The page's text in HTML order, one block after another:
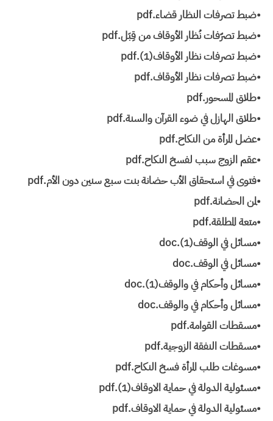
•ضبط تصرفات النظار قضاء.pdf
•ضبط تصرّفات نُظار الأوقاف من قِبَل.pdf
•ضبط تصرفات نظار الأوقاف(1).pdf
•ضبط تصرفات نظار الأوقاف.pdf
•طلاق المسحور.pdf
•طلاق الهازل في ضوء القرآن والسنة.pdf
•عضل المرأة من النكاح.pdf
•عقم الزوج سبب لفسخ النكاح.pdf
•فتوى في استحقاق الأب حضانة بنت سبع سنين دون الأم.pdf
•لمن الحضانة.pdf
•متعة المطلقة.pdf
•مسائل في الوقف(1).doc
•مسائل في الوقف.doc
•مسائل وأحكام في والوقف(1).doc
•مسائل وأحكام في والوقف.doc
•مسقطات القوامة.pdf
•مسقطات النفقة الزوجية.pdf
•مسوغات طلب المرأة فسخ النكاح.pdf
•مسئولية الدولة في حماية الاوقاف(1).pdf
•مسئولية الدولة في حماية الاوقاف.pdf